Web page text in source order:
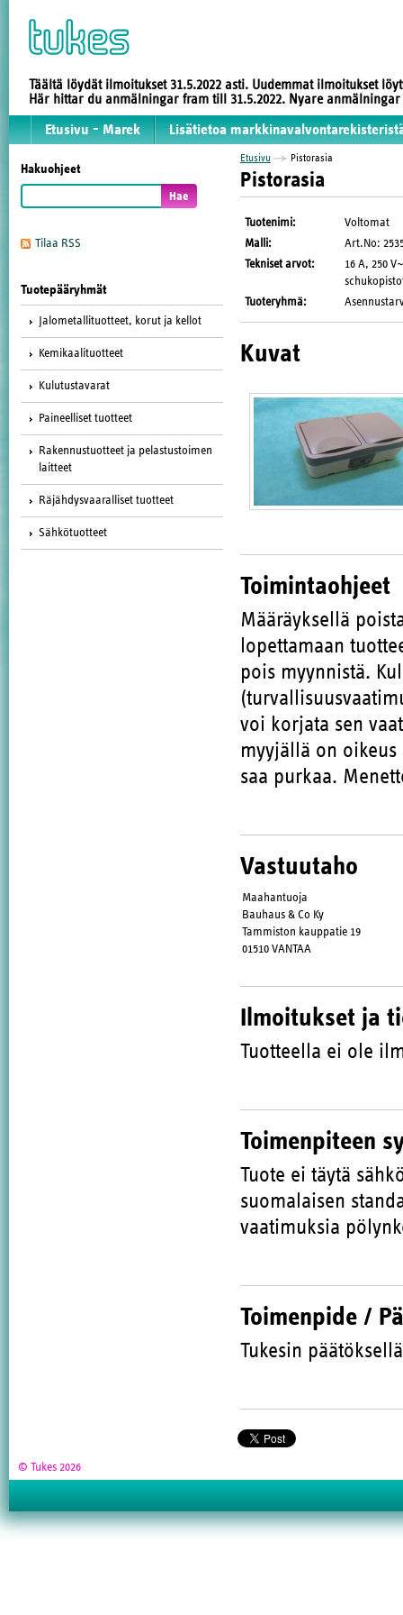
Täältä löydät ilmoitukset 31.5.2022 asti. Uudemmat ilmoitukset
Här hittar du anmälningar fram till 31.5.2022. Nyare
Etusivu - Marek Lisätietoa
Hakuohjeet
Tilaa RSS
Tuotepääryhmät
Jalometallituotteet, korut ja kellot
Kemikaalituotteet
Kulutustavarat
Paineelliset tuotteet
Rakennustuotteet ja pelastustoimen
laitteet
Räjähdysvaaralliset tuotteet
Sähkötuotteet
Etusivu Pistorasia
Pistorasia
Tuotenimi:
Voltomat
Malli:
Art.No:
Tekniset arvot:
16 A, 250
Tuoteryhmä:
Kuvat
Toimintaohjeet
Määräyksellä
lopettamaan
pois myynnistä.
voi korjata sen
myyjällä on
saa purkaa.
Vastuutaho
Maahantuoja
Bauhaus & Co Ky
Tammiston kauppatie 19
01510 VANTAA
Ilmoitukset ja
Tuotteella ei ole
Toimenpiteen
Tuote ei täytä
suomalaisen
vaatimuksia
Toimenpide /
Tukesin
© Tukes 2026